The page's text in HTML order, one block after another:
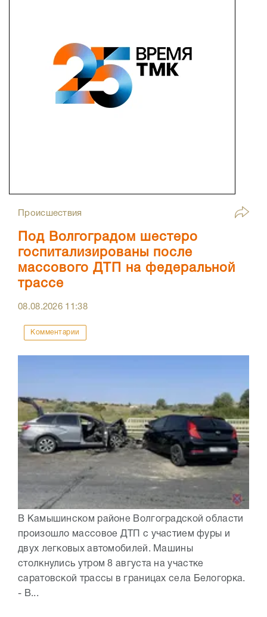
Происшествия
Под Волгоградом шестеро
госпитализированы после
массового ДТП на федеральной
трассе
08.08.2026 11:38
Комментарии
В Камышинском районе Волгоградской области
произошло массовое ДТП с участием фуры и
двух легковых автомобилей. Машины
столкнулись утром 8 августа на участке
саратовской трассы в границах села Белогорка.
- В...